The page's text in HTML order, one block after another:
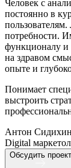
Человек с
постоянно в
потребности.
функционалу и
на здравом
опыте и
Понимает
выстроить
Антон Сидихин
Digital
Обсудить проект